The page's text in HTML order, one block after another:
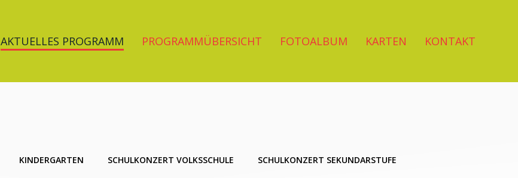
AKTUELLES PROGRAMM PROGRAMMÜBERSICHT FOTOALBUM KARTEN KONTAKT
KINDERGARTEN SCHULKONZERT VOLKSSCHULE SCHULKONZERT SEKUNDARSTUFE